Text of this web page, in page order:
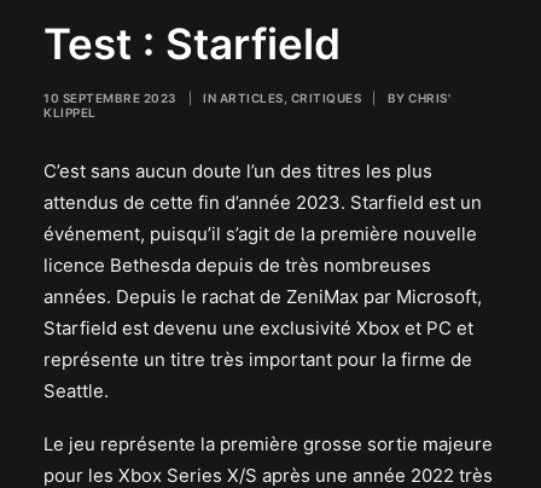
Test : Starfield
10 SEPTEMBRE 2023 IN ARTICLES CRITIQUES BY CHRIS'
KLIPPEL
C’est sans aucun doute l’un des titres les plus
attendus de cette fin d’année 2023. Starfield est un
événement, puisqu’il s’agit de la première nouvelle
licence Bethesda depuis de très nombreuses
années. Depuis le rachat de ZeniMax par Microsoft,
Starfield est devenu une exclusivité Xbox et PC et
représente un titre très important pour la firme de
Seattle.
Le jeu représente la première grosse sortie majeure
pour les Xbox Series X/S après une année 2022 très